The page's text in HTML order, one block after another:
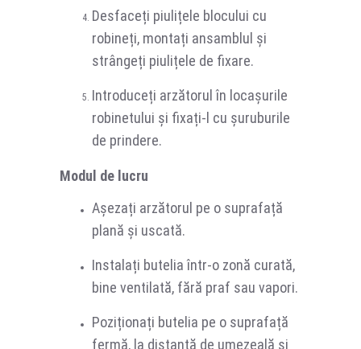
Desfaceți piulițele blocului cu
robineți, montați ansamblul și
strângeți piulițele de fixare.
Introduceți arzătorul în locașurile
robinetului și fixați-l cu șuruburile
de prindere.
Modul de lucru
Așezați arzătorul pe o suprafață
plană și uscată.
Instalați butelia într-o zonă curată,
bine ventilată, fără praf sau vapori.
Poziționați butelia pe o suprafață
fermă, la distanță de umezeală și